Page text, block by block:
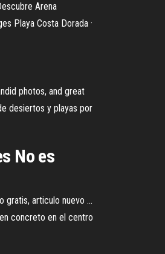
Arena
Playa Costa Dorada ·
photos, and great
desiertos y playas por
No es
gratis, articulo nuevo ...
concreto en el centro